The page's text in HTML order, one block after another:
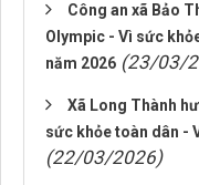
Công an xã Bảo
Olympic - Vì sức
năm 2026 (23/03/
Xã Long Thành
sức khỏe toàn dân -
(22/03/2026)